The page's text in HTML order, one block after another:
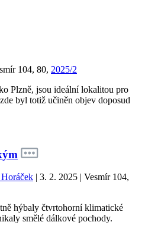
104, 80, 2025/2
Plzně, jsou ideální lokalitou pro
byl totiž učiněn objev doposud
| 3. 2. 2025 | Vesmír 104,
hýbaly čtvrtohorní klimatické
smělé dálkové pochody.